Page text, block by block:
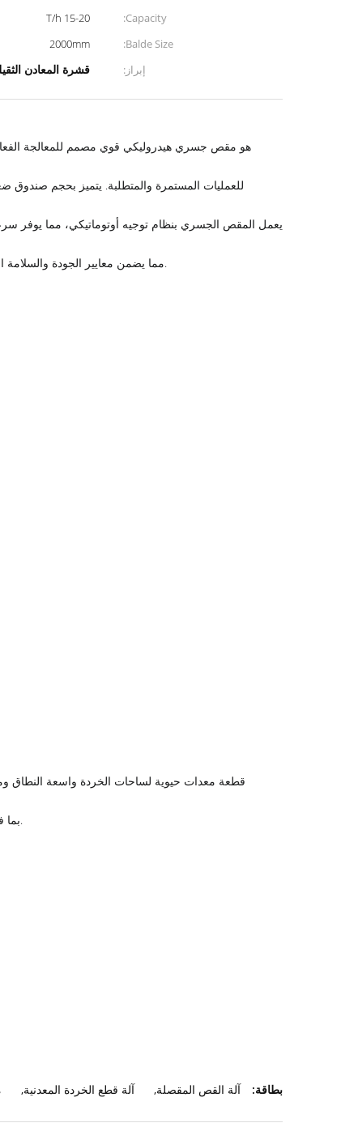
Capacity:
15-20 T/h
Balde Size:
2000mm
إبراز:
قشرة المعادن
يتم تصنيع هذه الآلة في الصين وهي معتمدة بشهادتي CE و ISO9001، مما يضمن معايير الجودة والسلامة الخاصة بها. كما أنها تأتي مع ضمان لمدة عام واحد، مما يوفر راحة البال لاستثمارك.
توفر WanShida دعمًا شاملاً للمنتجات لـ Q43L-10000، بما في ذلك ضمان لمدة عام واحد والمساعدة الفنية والتوجيه لضمان الأداء الأمثل للآلة وطول عمرها.
بطاقة: آلة القص المقصلة, آلة قطع الخردة المعدنية,